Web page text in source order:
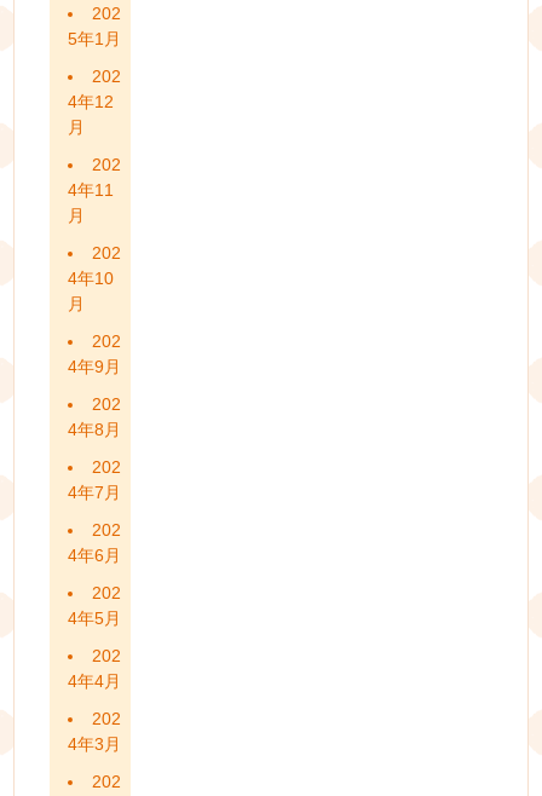
202
5年1月
202
4年12
月
202
4年11
月
202
4年10
月
202
4年9月
202
4年8月
202
4年7月
202
4年6月
202
4年5月
202
4年4月
202
4年3月
202